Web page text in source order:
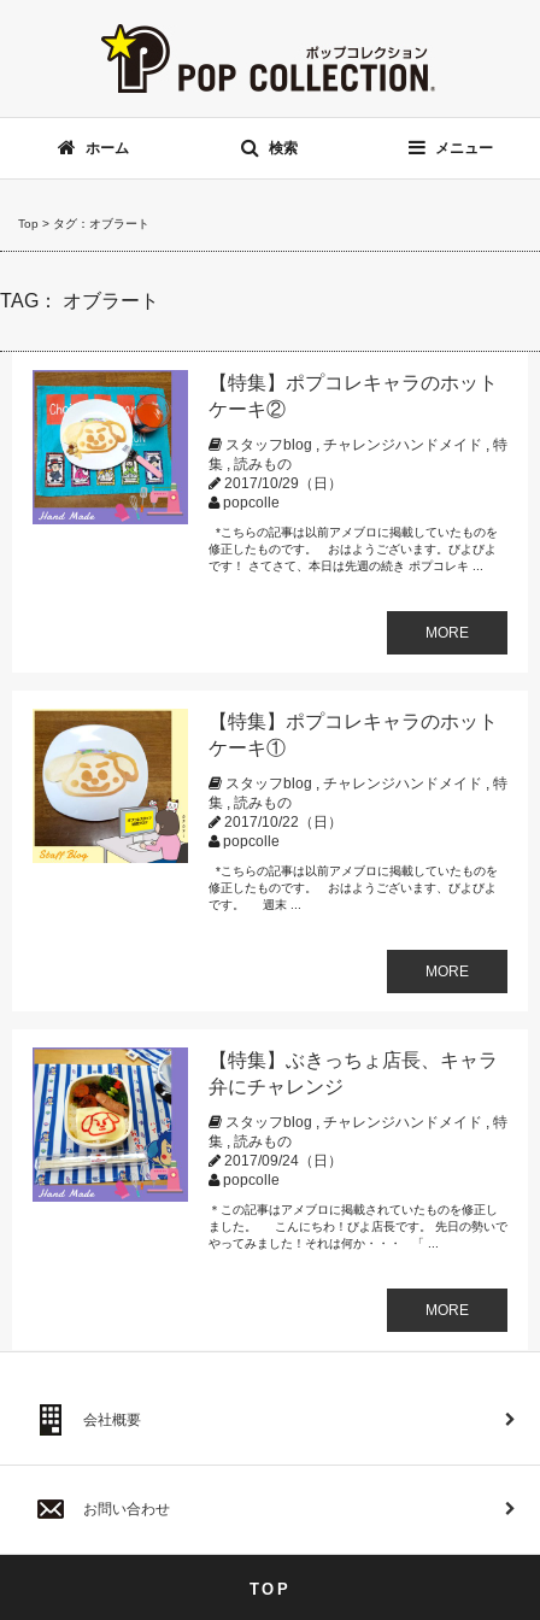
ホーム 検索 メニュー
Top > タグ：オブラート
TAG： オブラート
【特集】ポプコレキャラのホット
ケーキ②
スタッフblog , チャレンジハンドメイド , 特
集, 読みもの
2017/10/29（日）
popcolle
*こちらの記事は以前アメブロに掲載していたものを
修正したものです。 おはようございます。びよびよ
です！ さてさて、本日は先週の続き ポプコレキ ...
MORE
【特集】ポプコレキャラのホット
ケーキ①
スタッフblog , チャレンジハンドメイド , 特
集, 読みもの
2017/10/22（日）
popcolle
*こちらの記事は以前アメブロに掲載していたものを
修正したものです。 おはようございます、びよびよ
です。 週末 ...
MORE
【特集】ぶきっちょ店長、キャラ
弁にチャレンジ
スタッフblog , チャレンジハンドメイド , 特
集, 読みもの
2017/09/24（日）
popcolle
＊この記事はアメブロに掲載されていたものを修正し
ました。 こんにちわ！びよ店長です。 先日の勢いで
やってみました！それは何か・・・ 「 ...
MORE
会社概要
お問い合わせ
TOP